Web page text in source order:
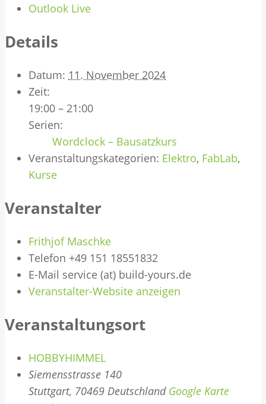
Outlook Live
Details
Datum: 11. November 2024
Zeit:
19:00 – 21:00
Serien:
Wordclock – Bausatzkurs
Veranstaltungskategorien: Elektro, FabLab,
Kurse
Veranstalter
Frithjof Maschke
Telefon +49 151 18551832
E-Mail service (at) build-yours.de
Veranstalter-Website anzeigen
Veranstaltungsort
HOBBYHIMMEL
Siemensstrasse 140
Stuttgart, 70469 Deutschland Google Karte